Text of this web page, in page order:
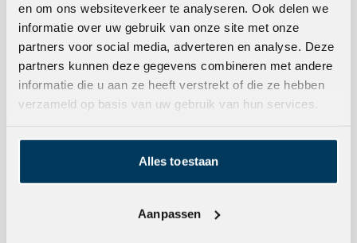
en om ons websiteverkeer te analyseren. Ook delen we
informatie over uw gebruik van onze site met onze
partners voor social media, adverteren en analyse. Deze
partners kunnen deze gegevens combineren met andere
informatie die u aan ze heeft verstrekt of die ze hebben
verzameld op basis van uw gebruik van hun services.
Alles toestaan
Aanpassen
Historische vernieuwing Gebiedsontwikkeling